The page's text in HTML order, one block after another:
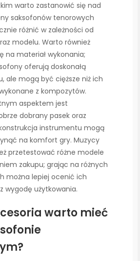
warto zastanowić się nad
saksofonów tenorowych
różnić w zależności od
modelu. Warto również
na materiał wykonania;
oferują doskonałą
ale mogą być cięższe niż ich
z kompozytów.
aspektem jest
dobrany pasek oraz
instrumentu mogą
na komfort gry. Muzycy
przetestować różne modele
zakupu; grając na różnych
można lepiej ocenić ich
wygodę użytkowania.
warto mieć